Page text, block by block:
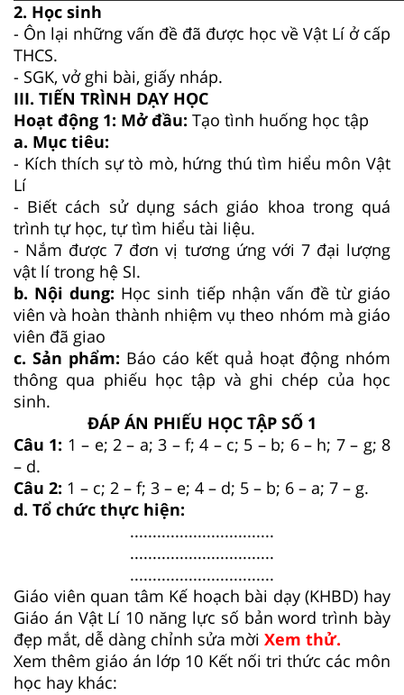
2. Học sinh
- Ôn lại những vấn đề đã được học về Vật Lí ở cấp
THCS.
- SGK, vở ghi bài, giấy nháp.
III. TIẾN TRÌNH DẠY HỌC
Hoạt động 1: Mở đầu: Tạo tình huống học tập
a. Mục tiêu:
- Kích thích sự tò mò, hứng thú tìm hiểu môn Vật
Lí
- Biết cách sử dụng sách giáo khoa trong quá
trình tự học, tự tìm hiểu tài liệu.
- Nắm được 7 đơn vị tương ứng với 7 đại lượng
vật lí trong hệ SI.
b. Nội dung: Học sinh tiếp nhận vấn đề từ giáo
viên và hoàn thành nhiệm vụ theo nhóm mà giáo
viên đã giao
c. Sản phẩm: Báo cáo kết quả hoạt động nhóm
thông qua phiếu học tập và ghi chép của học
sinh.
ĐÁP ÁN PHIẾU HỌC TẬP SỐ 1
Câu 1: 1 – e; 2 – a; 3 – f; 4 – c; 5 – b; 6 – h; 7 – g; 8
– d.
Câu 2: 1 – c; 2 – f; 3 – e; 4 – d; 5 – b; 6 – a; 7 – g.
d. Tổ chức thực hiện:
................................
................................
................................
Giáo viên quan tâm Kế hoạch bài dạy (KHBD) hay
Giáo án Vật Lí 10 năng lực số bản word trình bày
đẹp mắt, dễ dàng chỉnh sửa mời Xem thử.
Xem thêm giáo án lớp 10 Kết nối tri thức các môn
học hay khác: